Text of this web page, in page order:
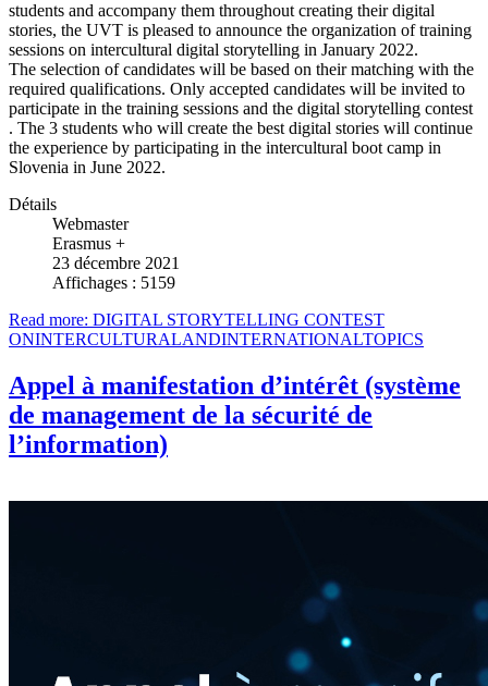
students and accompany them throughout creating their digital
stories, the UVT is pleased to announce the organization of training
sessions on intercultural digital storytelling in January 2022.
The selection of candidates will be based on their matching with the
required qualifications. Only accepted candidates will be invited to
participate in the training sessions and the digital storytelling contest
. The 3 students who will create the best digital stories will continue
the experience by participating in the intercultural boot camp in
Slovenia in June 2022.
Détails
Webmaster
Erasmus +
23 décembre 2021
Affichages : 5159
Read more: DIGITAL STORYTELLING CONTEST
ONINTERCULTURALANDINTERNATIONALTOPICS
Appel à manifestation d’intérêt (système
de management de la sécurité de
l’information)